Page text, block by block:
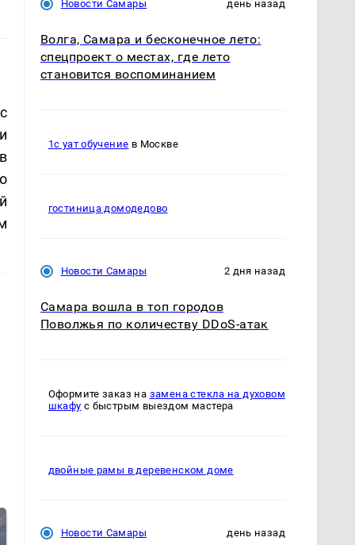
Новости Самары день назад
Волга, Самара и бесконечное лето:
спецпроект о местах, где лето
становится воспоминанием
1с уат обучение в Москве
гостиница домодедово
Новости Самары 2 дня назад
Самара вошла в топ городов
Поволжья по количеству DDoS-атак
Оформите заказ на замена стекла на духовом
шкафу с быстрым выездом мастера
двойные рамы в деревенском доме
Новости Самары день назад